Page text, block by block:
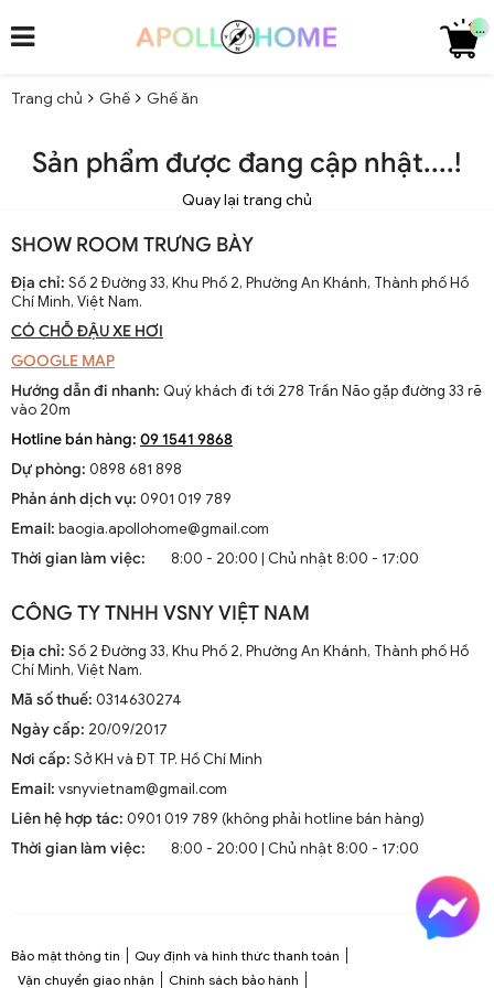
...
Trang chủ Ghế Ghế ăn
Sản phẩm được đang cập nhật....!
Quay lại trang chủ
SHOW ROOM TRƯNG BÀY
Địa chỉ: Số 2 Đường 33, Khu Phố 2, Phường An Khánh, Thành phố Hồ
Chí Minh, Việt Nam.
CÓ CHỖ ĐẬU XE HƠI
GOOGLE MAP
Hướng dẫn đi nhanh: Quý khách đi tới 278 Trần Não gặp đường 33 rẽ
vào 20m
Hotline bán hàng: 09 1541 9868
Dự phòng: 0898 681 898
Phản ánh dịch vụ: 0901 019 789
Email: baogia.apollohome@gmail.com
Thời gian làm việc:
8:00 - 20:00 | Chủ nhật 8:00 - 17:00
CÔNG TY TNHH VSNY VIỆT NAM
Địa chỉ: Số 2 Đường 33, Khu Phố 2, Phường An Khánh, Thành phố Hồ
Chí Minh, Việt Nam.
Mã số thuế: 0314630274
Ngày cấp: 20/09/2017
Nơi cấp: Sở KH và ĐT TP. Hồ Chí Minh
Email: vsnyvietnam@gmail.com
Liên hệ hợp tác: 0901 019 789 (không phải hotline bán hàng)
Thời gian làm việc:
8:00 - 20:00 | Chủ nhật 8:00 - 17:00
Bảo mật thông tin
Quy định và hình thức thanh toán
Vận chuyển giao nhận
Chính sách bảo hành